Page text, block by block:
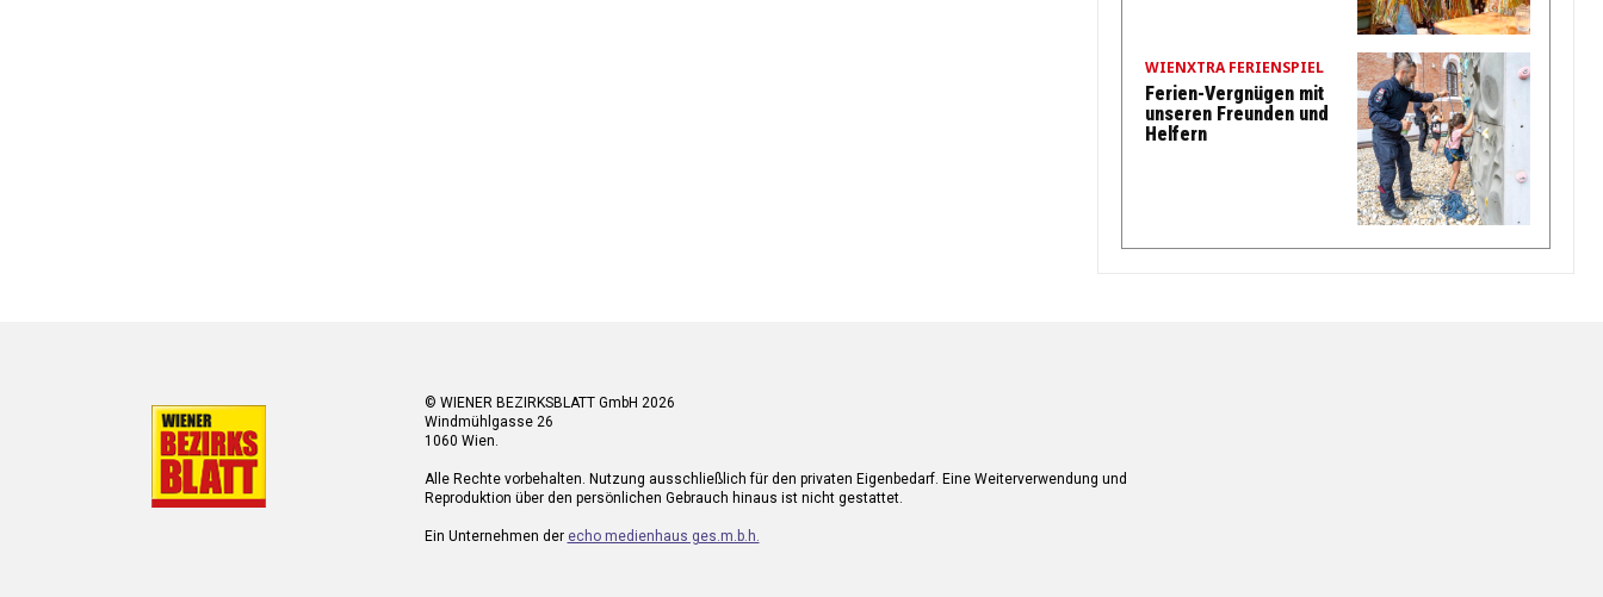
WIENXTRA FERIENSPIEL
Ferien-Vergnügen mit
unseren Freunden und
Helfern
© WIENER BEZIRKSBLATT GmbH 2026
Windmühlgasse 26
1060 Wien.
Alle Rechte vorbehalten. Nutzung ausschließlich für den privaten Eigenbedarf. Eine Weiterverwendung und
Reproduktion über den persönlichen Gebrauch hinaus ist nicht gestattet.
Ein Unternehmen der echo medienhaus ges.m.b.h.